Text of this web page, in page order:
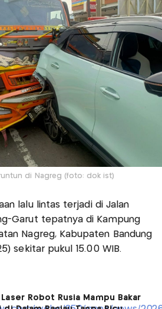
di Nagreg (foto: dok ist)
lalu lintas terjadi di Jalan
Garut tepatnya di Kampung
Nagreg, Kabupaten Bandung
sekitar pukul 15.00 WIB.
Robot Rusia Mampu Bakar